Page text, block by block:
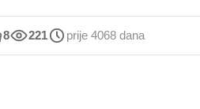
n
8 221 prije 4068 dana